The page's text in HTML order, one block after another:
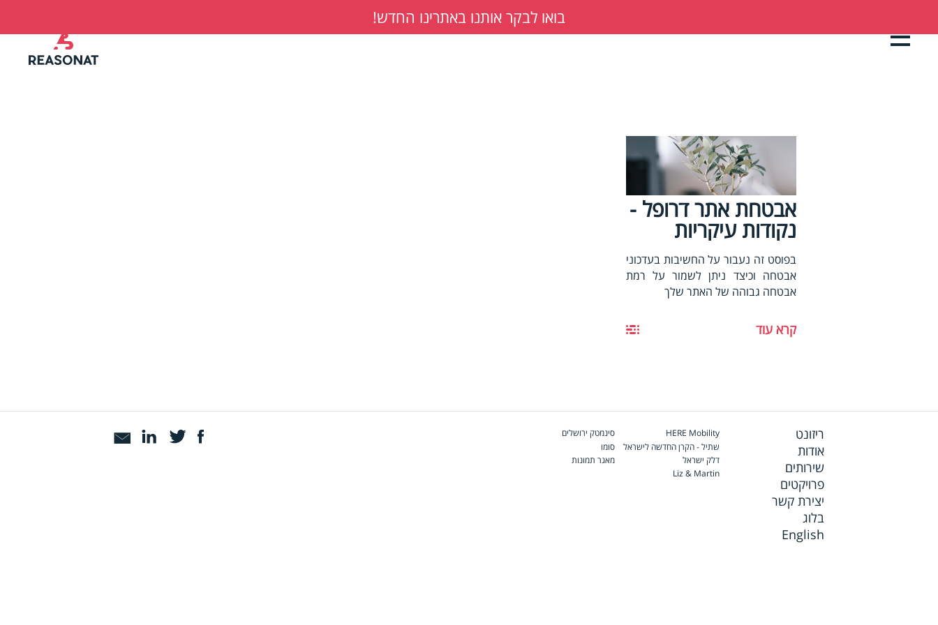
בואו לבקר אותנו באתרינו החדש!
אבטחת אתר דרופל -
נקודות עיקריות
בפוסט זה נעבור על החשיבות בעדכוני
אבטחה וכיצד ניתן לשמור על רמת
אבטחה גבוהה של האתר שלך
קרא עוד
ריזונט
אודות
שירותים
פרויקטים
יצירת קשר
בלוג
English
Footer
HERE Mobility
סינמטק ירושלים
שתיל - הקרן החדשה לישראל
סומו
דלק ישראל
מאגר תמונות
Liz & Martin